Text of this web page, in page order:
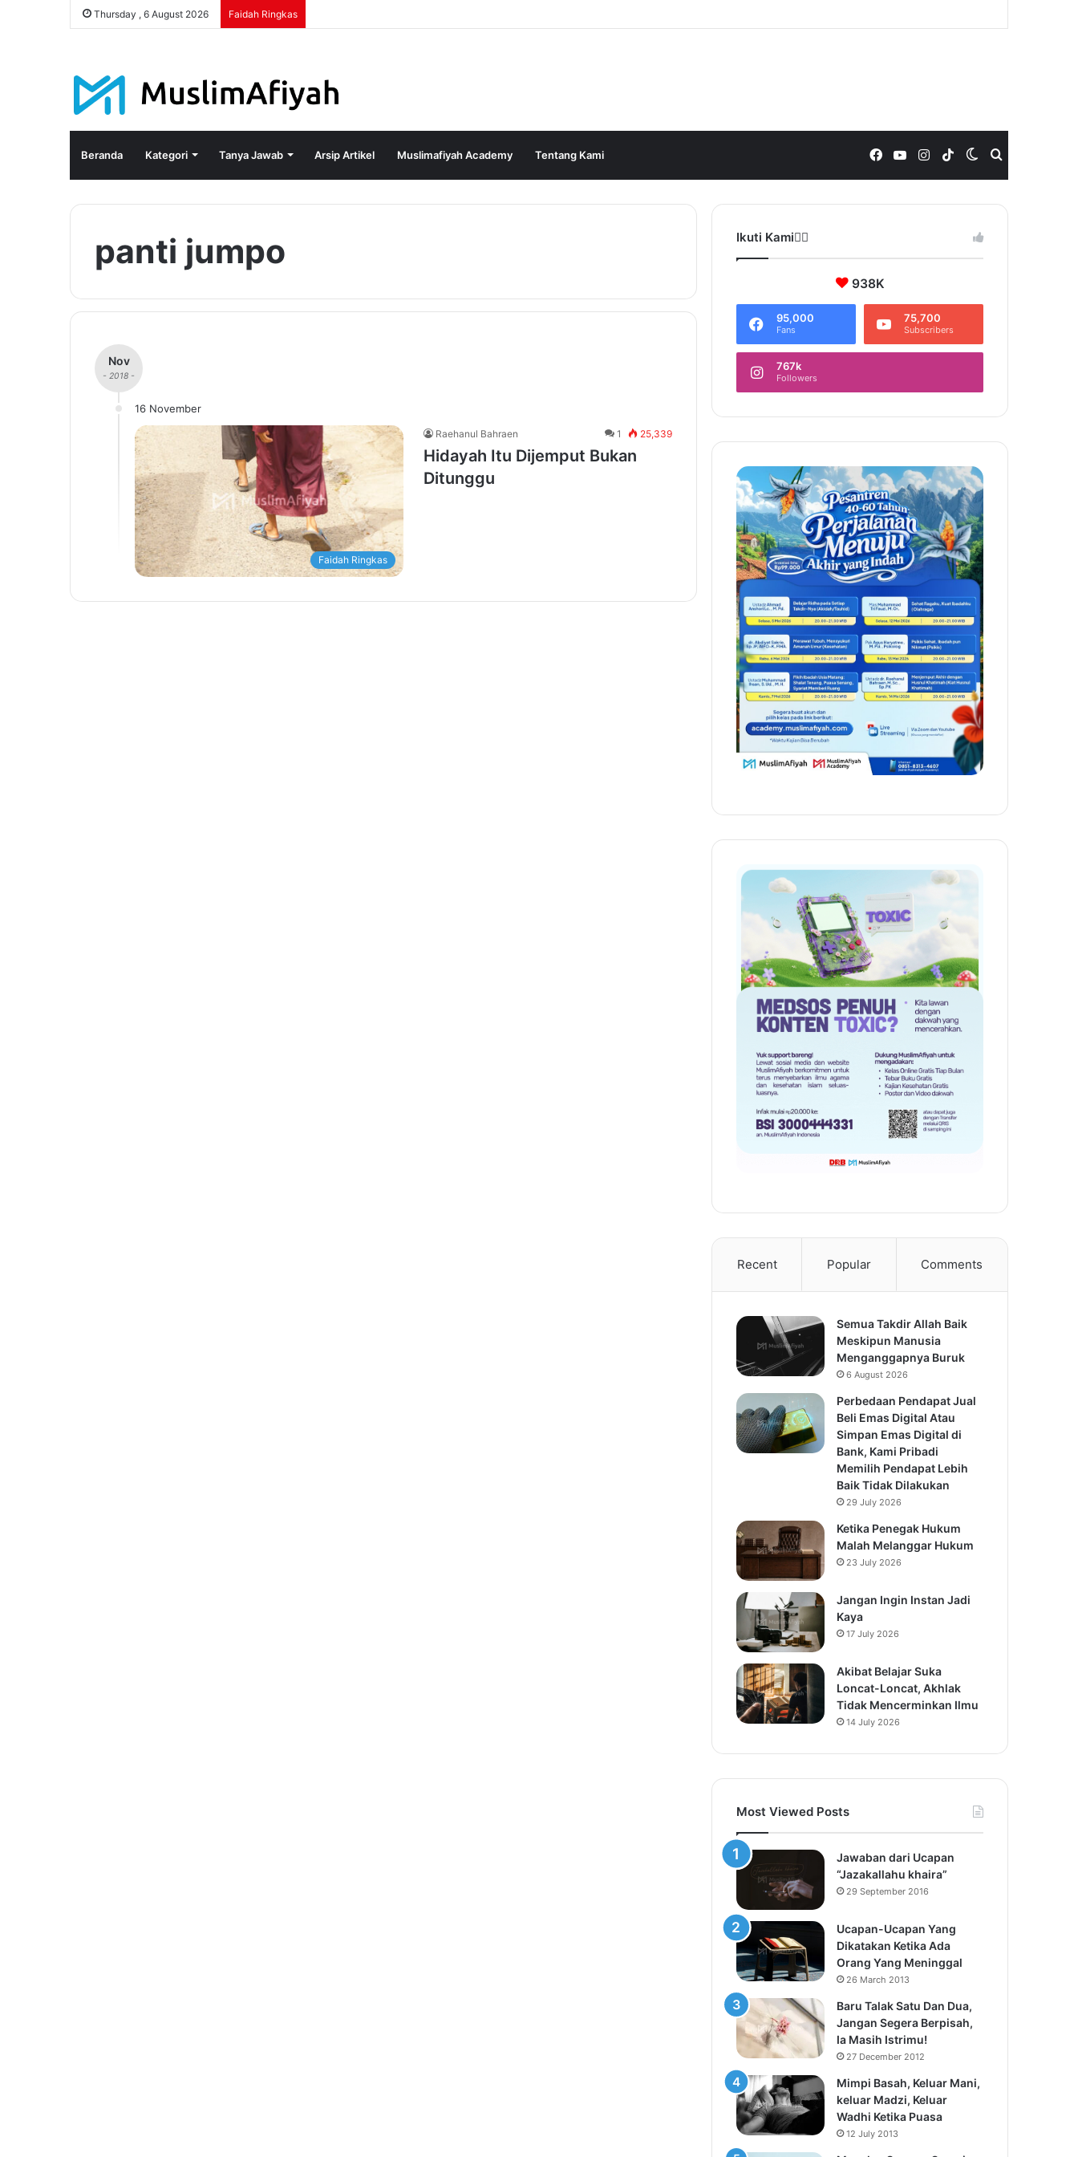
Thursday , 6 August 2026 Faidah Ringkas
Beranda Kategori Tanya Jawab Arsip Artikel Muslimafiyah Academy Tentang Kami Switch
skin
TikTok
Instagram
YouTube
Facebook
panti jumpo
Nov
- 2018 -
16 November
Faidah Ringkas
Raehanul Bahraen 1 25,339
Hidayah Itu Dijemput Bukan
Ditunggu
Ikuti Kami❤️‍🔥
938K
95,000
Fans
75,700
Subscribers
767k
Followers
Recent Popular Comments
Semua Takdir Allah Baik
Meskipun Manusia
Menganggapnya Buruk
6 August 2026
Perbedaan Pendapat Jual
Beli Emas Digital Atau
Simpan Emas Digital di
Bank, Kami Pribadi
Memilih Pendapat Lebih
Baik Tidak Dilakukan
29 July 2026
Ketika Penegak Hukum
Malah Melanggar Hukum
23 July 2026
Jangan Ingin Instan Jadi
Kaya
17 July 2026
Akibat Belajar Suka
Loncat-Loncat, Akhlak
Tidak Mencerminkan Ilmu
14 July 2026
Most Viewed Posts
Jawaban dari Ucapan
“Jazakallahu khaira”
29 September 2016
Ucapan-Ucapan Yang
Dikatakan Ketika Ada
Orang Yang Meninggal
26 March 2013
Baru Talak Satu Dan Dua,
Jangan Segera Berpisah,
Ia Masih Istrimu!
27 December 2012
Mimpi Basah, Keluar Mani,
keluar Madzi, Keluar
Wadhi Ketika Puasa
12 July 2013